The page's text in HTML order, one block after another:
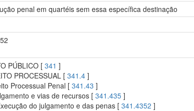
penal em quartéis sem essa específica destinação
PÚBLICO [ 341 ]
PROCESSUAL [ 341.4 ]
Processual Penal [ 341.43 ]
e vias de recursos [ 341.435 ]
do julgamento e das penas [ 341.4352 ]